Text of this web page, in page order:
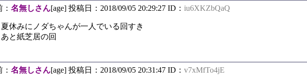
名無しさん[age] 投稿日：2018/09/05 20:29:27 ID： iu6XKZbQaQ
夏休みにノダちゃんが一人でいる回すき
あと紙芝居の回
名無しさん[age] 投稿日：2018/09/05 20:31:47 ID： v7xMfTo4jE